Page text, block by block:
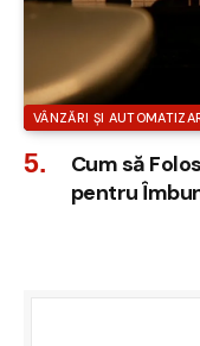
VÂNZĂRI ȘI
Cum să
pentru